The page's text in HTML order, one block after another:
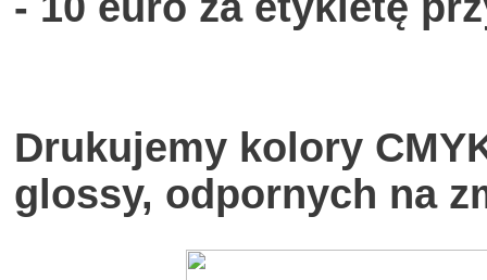
Drukujemy kolory
glossy, odpornych na